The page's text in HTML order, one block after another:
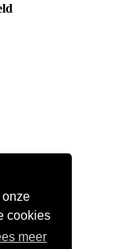
onze
cookies
meer